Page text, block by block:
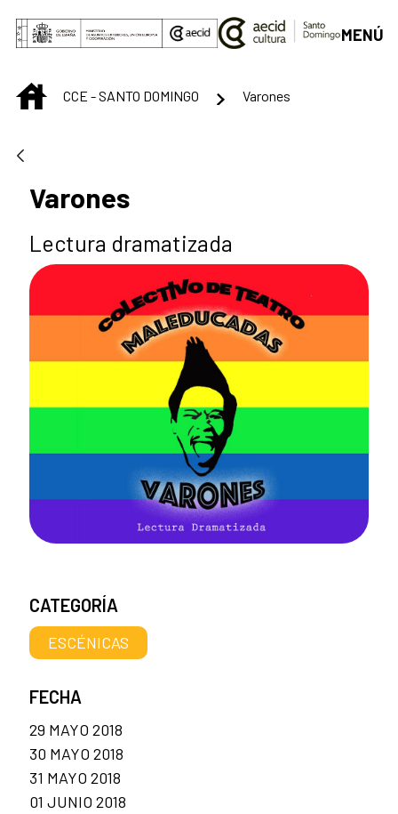
Saltar al contenido principal
MENÚ
INICIOCCE - SANTO DOMINGO Varones
Varones
Lectura dramatizada
CATEGORÍA
ESCÉNICAS
FECHA
29 MAYO 2018
30 MAYO 2018
31 MAYO 2018
01 JUNIO 2018